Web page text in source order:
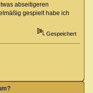
abseitigeren
gespielt habe ich
Gespeichert